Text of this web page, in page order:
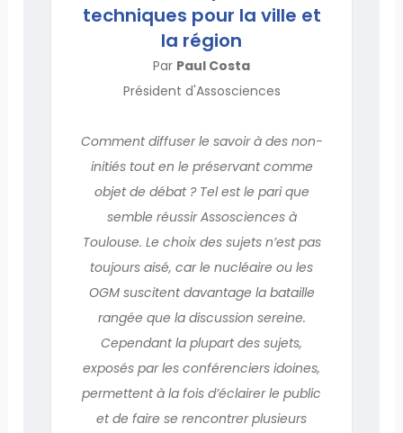
techniques pour la ville et
la région
Par Paul Costa
Président d'Assosciences
Comment diffuser le savoir à des non-
initiés tout en le préservant comme
objet de débat ? Tel est le pari que
semble réussir Assosciences à
Toulouse. Le choix des sujets n’est pas
toujours aisé, car le nucléaire ou les
OGM suscitent davantage la bataille
rangée que la discussion sereine.
Cependant la plupart des sujets,
exposés par les conférenciers idoines,
permettent à la fois d’éclairer le public
et de faire se rencontrer plusieurs